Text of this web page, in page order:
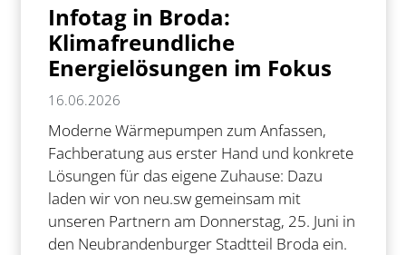
Infotag in Broda:
Klimafreundliche
Energielösungen im Fokus
16.06.2026
Moderne Wärmepumpen zum Anfassen,
Fachberatung aus erster Hand und konkrete
Lösungen für das eigene Zuhause: Dazu
laden wir von neu.sw gemeinsam mit
unseren Partnern am Donnerstag, 25. Juni in
den Neubrandenburger Stadtteil Broda ein.